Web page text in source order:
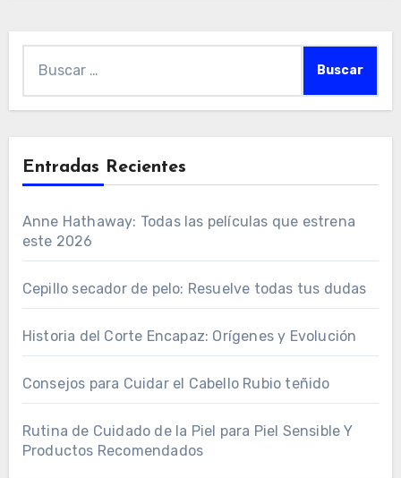
Entradas Recientes
Anne Hathaway: Todas las películas que estrena
este 2026
Cepillo secador de pelo: Resuelve todas tus dudas
Historia del Corte Encapaz: Orígenes y Evolución
Consejos para Cuidar el Cabello Rubio teñido
Rutina de Cuidado de la Piel para Piel Sensible Y
Productos Recomendados